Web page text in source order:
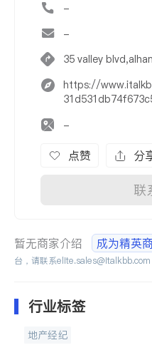
-
-
35 valley
https://
-
点赞 分
联
暂无商家介绍 成为精英
台，请联系elite.sales@italkbb.com
行业标签
地产经纪